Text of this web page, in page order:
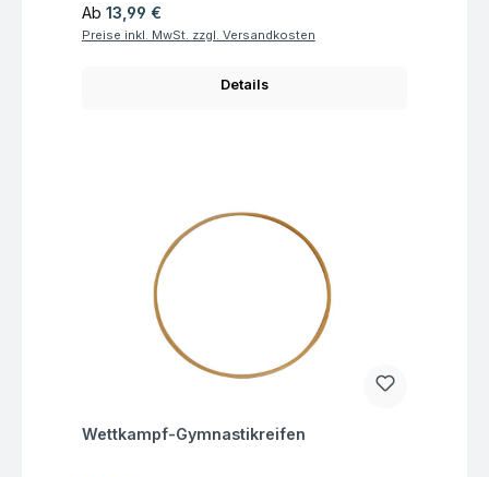
Regulärer Preis:
Ab 13,99 €
Preise inkl. MwSt. zzgl. Versandkosten
Details
Fragen zum Artikel
Wettkampf-Gymnastikreifen